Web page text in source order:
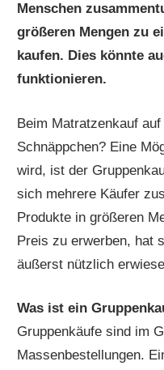
Menschen
größeren Mengen zu
kaufen. Dies könnte
funktionieren.
Beim Matratzenkauf
Schnäppchen? Eine
wird, ist der
sich mehrere Käufer
Produkte in größeren
Preis zu erwerben, hat
äußerst nützlich
Was ist ein
Gruppenkäufe sind im
Massenbestellungen.